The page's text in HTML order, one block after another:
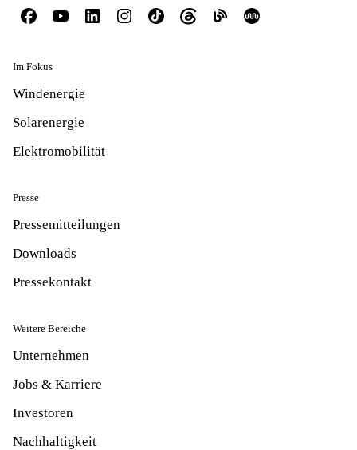
Im Fokus
Windenergie
Solarenergie
Elektromobilität
Presse
Pressemitteilungen
Downloads
Pressekontakt
Weitere Bereiche
Unternehmen
Jobs & Karriere
Investoren
Nachhaltigkeit